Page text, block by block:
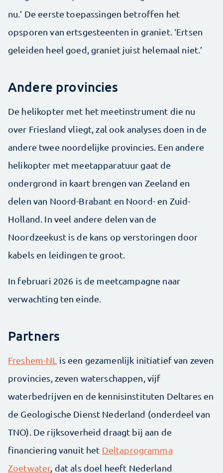
nu.’ De eerste toepassingen betroffen het
opsporen van ertsgesteenten in graniet. ‘Ertsen
geleiden heel goed, graniet juist helemaal niet.’
Andere provincies
De helikopter met het meetinstrument die nu
over Friesland vliegt, zal ook analyses doen in de
andere twee noordelijke provincies. Een andere
helikopter met meetapparatuur gaat de
ondergrond in kaart brengen van Zeeland en
delen van Noord-Brabant en Noord- en Zuid-
Holland. In veel andere delen van de
Noordzeekust is de kans op verstoringen door
kabels en leidingen te groot.
In februari 2026 is de meetcampagne naar
verwachting ten einde.
Partners
Freshem-NL is een gezamenlijk initiatief van zeven
provincies, zeven waterschappen, vijf
waterbedrijven en de kennisinstituten Deltares en
de Geologische Dienst Nederland (onderdeel van
TNO). De rijksoverheid draagt bij aan de
financiering vanuit het Deltaprogramma
Zoetwater, dat als doel heeft Nederland